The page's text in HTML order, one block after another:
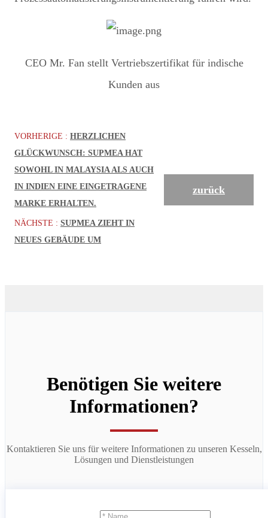
CEO Mr. Fan stellt Vertriebszertifikat für indische
Kunden aus
VORHERIGE : HERZLICHEN
GLÜCKWUNSCH: SUPMEA HAT
SOWOHL IN MALAYSIA ALS AUCH
IN INDIEN EINE EINGETRAGENE
MARKE ERHALTEN.
NÄCHSTE : SUPMEA ZIEHT IN
NEUES GEBÄUDE UM
zurück
Benötigen Sie weitere
Informationen?
Kontaktieren Sie uns für weitere Informationen zu unseren Kesseln,
Lösungen und Dienstleistungen